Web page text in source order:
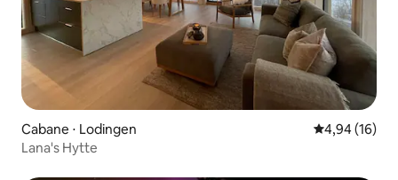
Cabane ⋅ Lodingen Évaluation
4,94 (16)
Lana's Hytte